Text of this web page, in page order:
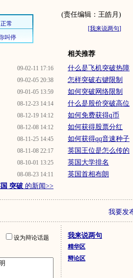
(责任编辑：王皓月)
[我来说两句]
09-02-11 17:16
09-02-05 20:38
09-01-05 13:59
08-12-23 14:14
08-12-19 14:12
08-12-08 14:12
08-11-25 14:45
08-11-08 22:17
08-10-01 13:25
08-08-23 14:11
突破 的新闻>>
相关推荐
什么是飞机突破热障
怎样突破右键限制
如何突破网络限制
什么是股价突破高位
如何免费获得q币
如何获得股票分红
如何获得qq音速种子
英国王位是怎么传的
英国大学排名
英国首相布朗
我要发
设为辩论话题
我来说两句
精华区
辩论区